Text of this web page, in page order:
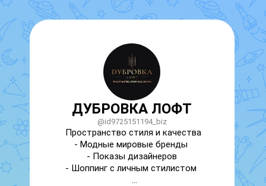
ДУБРОВКА ЛОФТ
@id9725151194_biz
Пространство стиля и качества
- Модные мировые бренды
- Показы дизайнеров
- Шоппинг с личным стилистом